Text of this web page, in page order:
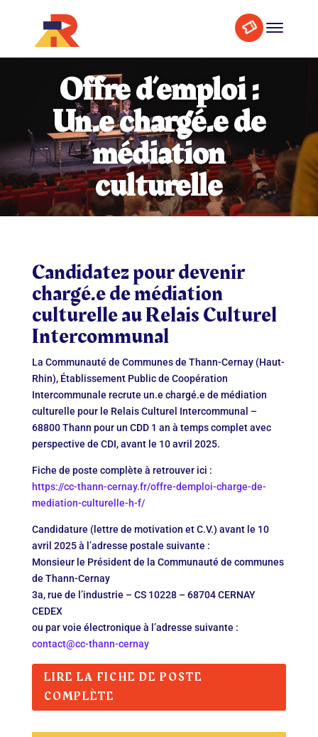
navigation
Offre d’emploi :
Un.e chargé.e de
médiation
culturelle
Candidatez pour devenir
chargé.e de médiation
culturelle au Relais Culturel
Intercommunal
La Communauté de Communes de Thann-Cernay (Haut-
Rhin), Établissement Public de Coopération
Intercommunale recrute un.e chargé.e de médiation
culturelle pour le Relais Culturel Intercommunal –
68800 Thann pour un CDD 1 an à temps complet avec
perspective de CDI, avant le 10 avril 2025.
Fiche de poste complète à retrouver ici :
https://cc-thann-cernay.fr/offre-demploi-charge-de-
mediation-culturelle-h-f/
Candidature (lettre de motivation et C.V.) avant le 10
avril 2025 à l’adresse postale suivante :
Monsieur le Président de la Communauté de communes
de Thann-Cernay
3a, rue de l’industrie – CS 10228 – 68704 CERNAY
CEDEX
ou par voie électronique à l’adresse suivante :
contact@cc-thann-cernay
LIRE LA FICHE DE POSTE
COMPLÈTE